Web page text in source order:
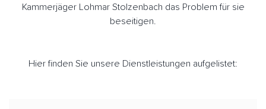
Kammerjäger Lohmar Stolzenbach das Problem für sie
beseitigen.
Hier finden Sie unsere Dienstleistungen aufgelistet: